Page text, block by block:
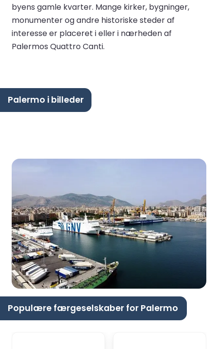
byens gamle kvarter. Mange kirker, bygninger,
monumenter og andre historiske steder af
interesse er placeret i eller i nærheden af
Palermos Quattro Canti.
Palermo i billeder
Populære færgeselskaber for Palermo